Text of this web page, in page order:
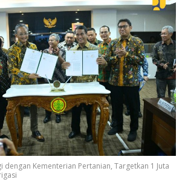
dengan Kementerian Pertanian, Targetkan 1 Juta